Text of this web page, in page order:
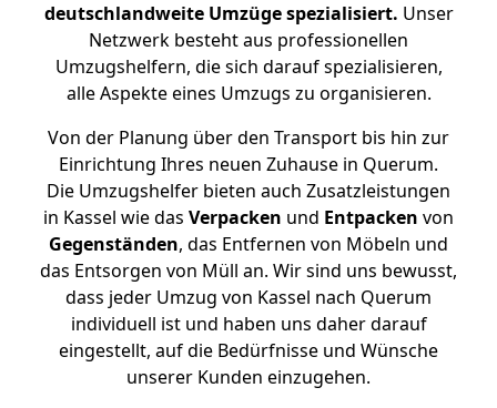
deutschlandweite Umzüge spezialisiert. Unser
Netzwerk besteht aus professionellen
Umzugshelfern, die sich darauf spezialisieren,
alle Aspekte eines Umzugs zu organisieren.
Von der Planung über den Transport bis hin zur
Einrichtung Ihres neuen Zuhause in Querum.
Die Umzugshelfer bieten auch Zusatzleistungen
in Kassel wie das Verpacken und Entpacken von
Gegenständen, das Entfernen von Möbeln und
das Entsorgen von Müll an. Wir sind uns bewusst,
dass jeder Umzug von Kassel nach Querum
individuell ist und haben uns daher darauf
eingestellt, auf die Bedürfnisse und Wünsche
unserer Kunden einzugehen.